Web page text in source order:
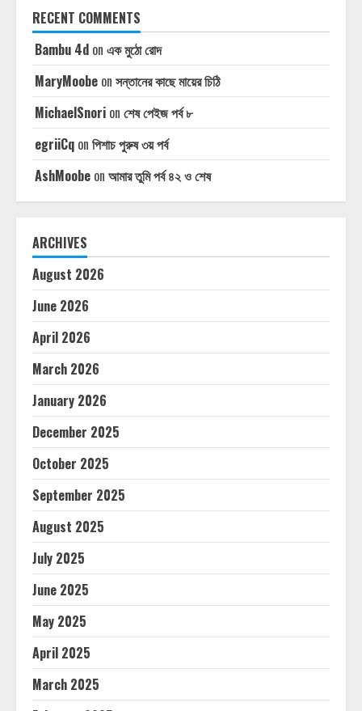
RECENT COMMENTS
Bambu 4d on এক মুঠো রোদ
MaryMoobe on সন্তানের কাছে মায়ের চিঠি
MichaelSnori on শেষ পেইজ পর্ব ৮
egriiCq on পিশাচ পুরুষ ৩য় পর্ব
AshMoobe on আমার তুমি পর্ব ৪২ ও শেষ
ARCHIVES
August 2026
June 2026
April 2026
March 2026
January 2026
December 2025
October 2025
September 2025
August 2025
July 2025
June 2025
May 2025
April 2025
March 2025